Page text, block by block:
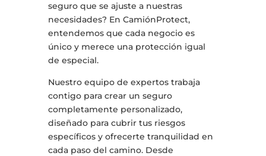
seguro que se ajuste a nuestras
necesidades? En CamiónProtect,
entendemos que cada negocio es
único y merece una protección igual
de especial.
Nuestro equipo de expertos trabaja
contigo para crear un seguro
completamente personalizado,
diseñado para cubrir tus riesgos
específicos y ofrecerte tranquilidad en
cada paso del camino. Desde